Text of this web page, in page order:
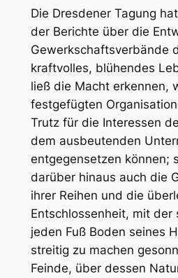
Die Dresdener Tagung
der Berichte über die
Gewerkschaftsverbände
kraftvolles, blühendes
ließ die Macht erkennen,
festgefügten
Trutz für die Interessen
dem ausbeutenden
entgegensetzen können;
darüber hinaus auch die
ihrer Reihen und die
Entschlossenheit, mit der
jeden Fuß Boden seines
streitig zu machen
Feinde, über dessen